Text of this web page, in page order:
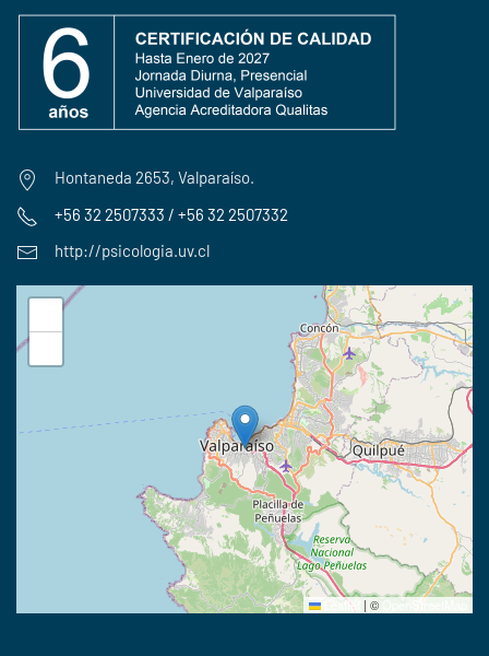
Hontaneda 2653, Valparaíso.
+56 32 2507333 / +56 32 2507332
http://psicologia.uv.cl
Leaflet | © OpenStreetMap